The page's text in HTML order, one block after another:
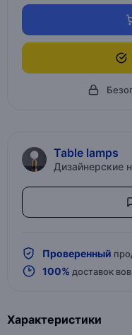
Table lamps
Дизайнерские
Проверенный
100% доставок
Характеристики